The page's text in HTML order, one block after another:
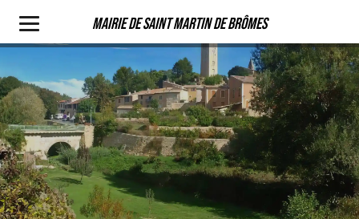
Mairie de Saint Martin de Brômes